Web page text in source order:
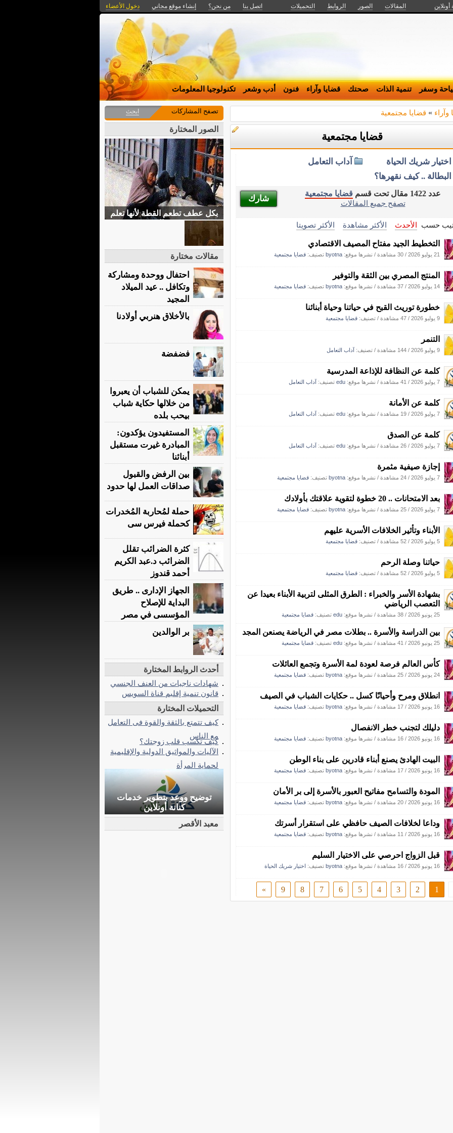
أونلاين المقالات الصور الروابط التحميلات اتصل بنا من نحن؟ إنشاء موقع مجاني دخول الأعضاء
وسفر تنمية الذات صحتك قضايا وآراء فنون أدب وشعر تكنولوجيا المعلومات
وآراء » قضايا مجتمعية
قضايا مجتمعية
اختيار شريك الحياة
آداب التعامل
البطالة .. كيف نقهرها؟
شارك
عدد 1422 مقال تحت قسم
قضايا مجتمعية
تصفح جميع المقالات
حسب الأحدث الأكثر مشاهدة الأكثر تصويتا
التخطيط الجيد مفتاح المصيف الاقتصادي
21 يوليو 2026 / 30 مشاهدة / نشرها موقع: byotna تصنيف: قضايا مجتمعية
المنتج المصري بين الثقة والتوفير
14 يوليو 2026 / 37 مشاهدة / نشرها موقع: byotna تصنيف: قضايا مجتمعية
خطورة توريث القبح في حياتنا وحياة أبنائنا
9 يوليو 2026 / 47 مشاهدة / تصنيف: قضايا مجتمعية
التنمر
9 يوليو 2026 / 144 مشاهدة / تصنيف: آداب التعامل
كلمة عن النظافة للإذاعة المدرسية
7 يوليو 2026 / 41 مشاهدة / نشرها موقع: edu تصنيف: آداب التعامل
كلمة عن الأمانة
7 يوليو 2026 / 19 مشاهدة / نشرها موقع: edu تصنيف: آداب التعامل
كلمة عن الصدق
7 يوليو 2026 / 26 مشاهدة / نشرها موقع: edu تصنيف: آداب التعامل
إجازة صيفية مثمرة
7 يوليو 2026 / 24 مشاهدة / نشرها موقع: byotna تصنيف: قضايا مجتمعية
بعد الامتحانات .. 20 خطوة لتقوية علاقتك بأولادك
7 يوليو 2026 / 25 مشاهدة / نشرها موقع: byotna تصنيف: قضايا مجتمعية
الأبناء وتأثير الخلافات الأسرية عليهم
5 يوليو 2026 / 52 مشاهدة / تصنيف: قضايا مجتمعية
حياتنا وصلة الرحم
5 يوليو 2026 / 52 مشاهدة / تصنيف: قضايا مجتمعية
بشهادة الأسر والخبراء : الطرق المثلى لتربية الأبناء بعيدا عن
التعصب الرياضي
25 يونيو 2026 / 38 مشاهدة / نشرها موقع: edu تصنيف: قضايا مجتمعية
بين الدراسة والأسرة .. بطلات مصر في الرياضة يصنعن المجد
25 يونيو 2026 / 41 مشاهدة / نشرها موقع: edu تصنيف: قضايا مجتمعية
كأس العالم فرصة لعودة لمة الأسرة وتجمع العائلات
24 يونيو 2026 / 25 مشاهدة / نشرها موقع: byotna تصنيف: قضايا مجتمعية
انطلاق ومرح وأحيانًا كسل .. حكايات الشباب في الصيف
16 يونيو 2026 / 17 مشاهدة / نشرها موقع: byotna تصنيف: قضايا مجتمعية
دليلك لتجنب خطر الانفصال
16 يونيو 2026 / 16 مشاهدة / نشرها موقع: byotna تصنيف: قضايا مجتمعية
البيت الهادئ يصنع أبناء قادرين على بناء الوطن
16 يونيو 2026 / 17 مشاهدة / نشرها موقع: byotna تصنيف: قضايا مجتمعية
المودة والتسامح مفاتيح العبور بالأسرة إلى بر الأمان
16 يونيو 2026 / 20 مشاهدة / نشرها موقع: byotna تصنيف: قضايا مجتمعية
وداعا لخلافات الصيف حافظي على استقرار أسرتك
16 يونيو 2026 / 11 مشاهدة / نشرها موقع: byotna تصنيف: قضايا مجتمعية
قبل الزواج احرصي على الاختيار السليم
16 يونيو 2026 / 16 مشاهدة / نشرها موقع: byotna تصنيف: اختيار شريك الحياة
1
2
3
4
5
6
7
8
9
»
تصفح المشاركات ابحث
الصور المختارة
بكل عطف تطعم القطة لأنها تعلم
مقالات مختارة
احتفال ووحدة ومشاركة
وتكافل .. عيد الميلاد
المجيد
بالأخلاق هنربي أولادنا
فضفضة
يمكن للشباب أن يعبروا
من خلالها حكاية شباب
بيحب بلده
المستفيدون يؤكدون:
المبادرة غيرت مستقبل
أبنائنا
بين الرفض والقبول
صداقات العمل لها حدود
حملة لمُحاربة المُخدرات
كحملة فيرس سى
كثرة الضرائب تقلل
الضرائب د.عبد الكريم
أحمد قندوز
الجهاز الإدارى .. طريق
البداية للإصلاح
المؤسسى في مصر
بر الوالدين
أحدث الروابط المختارة
شهادات ناجيات من العنف الجنسي
قانون تنمية إقلبم قناة السويس
التحميلات المختارة
كيف تتمتع بالثقة والقوة فى التعامل
مع الناس
كيف تكسب قلب زوجتك؟
الآليات والمواثيق الدولية والإقليمية
لحماية المرأة
توضيح ووعد بتطوير خدمات
كنانة أونلاين
معبد الأقصر